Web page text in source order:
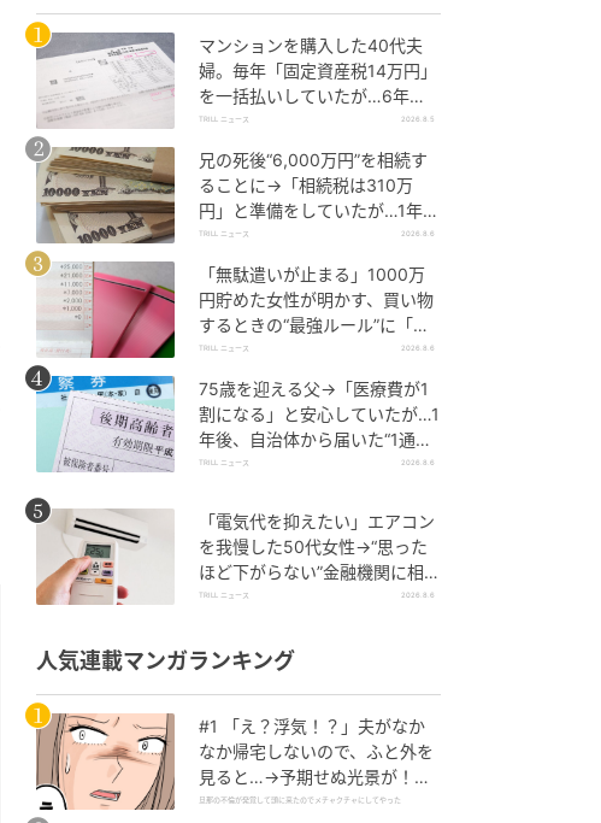
マンションを購入した40代夫
婦。毎年「固定資産税14万円」
を一括払いしていたが…6年
後、役所から届いた“1通の通
TRILL ニュース 2026.8.5
兄の死後“6,000万円”を相続す
ることに→「相続税は310万
円」と準備をしていたが…1年
後、60代妹を直撃した“想定外
TRILL ニュース 2026.8.6
「無駄遣いが止まる」1000万
円貯めた女性が明かす、買い物
するときの“最強ルール”に「効
果的」「物欲を減らすことがで
TRILL ニュース 2026.8.6
75歳を迎える父→「医療費が1
割になる」と安心していたが…1
年後、自治体から届いた“1通の
通知”に50代娘が絶句したワケ
TRILL ニュース 2026.8.6
「電気代を抑えたい」エアコン
を我慢した50代女性→“思った
ほど下がらない”金融機関に相談
すると…返ってきた”意外な答
TRILL ニュース 2026.8.6
人気連載マンガランキング
#1 「え？浮気！？」夫がなか
なか帰宅しないので、ふと外を
見ると…→予期せぬ光景が！｜
旦那の不倫が発覚して頭に来た
旦那の不倫が発覚して頭に来たのでメチャクチャにしてやった